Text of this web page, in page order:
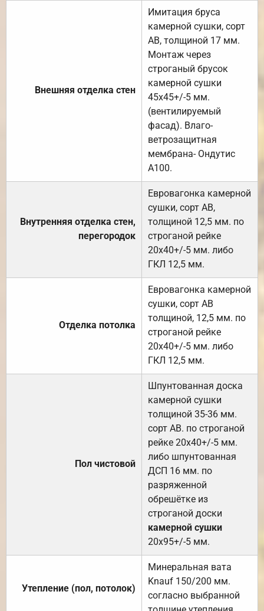
Внешняя отделка стен
Имитация бруса
камерной сушки, сорт
АВ, толщиной 17 мм.
Монтаж через
строганый брусок
камерной сушки
45х45+/-5 мм.
(вентилируемый
фасад). Влаго-
ветрозащитная
мембрана- Ондутис
А100.
Внутренняя отделка стен,
перегородок
Евровагонка камерной
сушки, сорт АВ,
толщиной 12,5 мм. по
строганой рейке
20х40+/-5 мм. либо
ГКЛ 12,5 мм.
Отделка потолка
Евровагонка камерной
сушки, сорт АВ
толщиной, 12,5 мм. по
строганой рейке
20х40+/-5 мм. либо
ГКЛ 12,5 мм.
Пол чистовой
Шпунтованная доска
камерной сушки
толщиной 35-36 мм.
сорт АВ. по строганой
рейке 20х40+/-5 мм.
либо шпунтованная
ДСП 16 мм. по
разряженной
обрешётке из
строганой доски
камерной сушки
20х95+/-5 мм.
Утепление (пол, потолок)
Минеральная вата
Knauf 150/200 мм.
согласно выбранной